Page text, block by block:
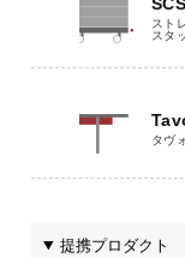
スト
スタ
タヴ
提携プロダクト